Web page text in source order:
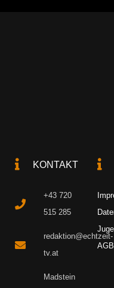
KONTAKT
+43 720
515 285
redaktion@echtzeit-
tv.at
Madstein
AGB